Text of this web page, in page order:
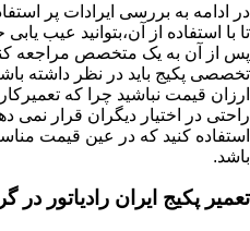
در ادامه به بررسی ایرادات پر
تا با استفاده از آن،بتوانید عیب
پس از آن به یک متخصص مراجعه
تخصصی پکیج باید در نظر داشته
ارزان قیمت نباشید چرا که
راحتی در اختیار دیگران قرار نمی
استفاده کنید که در عین قیمت
باشد.
تعمیر پکیج ایران رادیاتور